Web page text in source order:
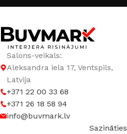
Salons-veikals:
Aleksandra iela 17, Ventspils,
Latvija
+371 22 00 33 68
+371 26 18 58 94
info@buvmark.lv
Sazināties